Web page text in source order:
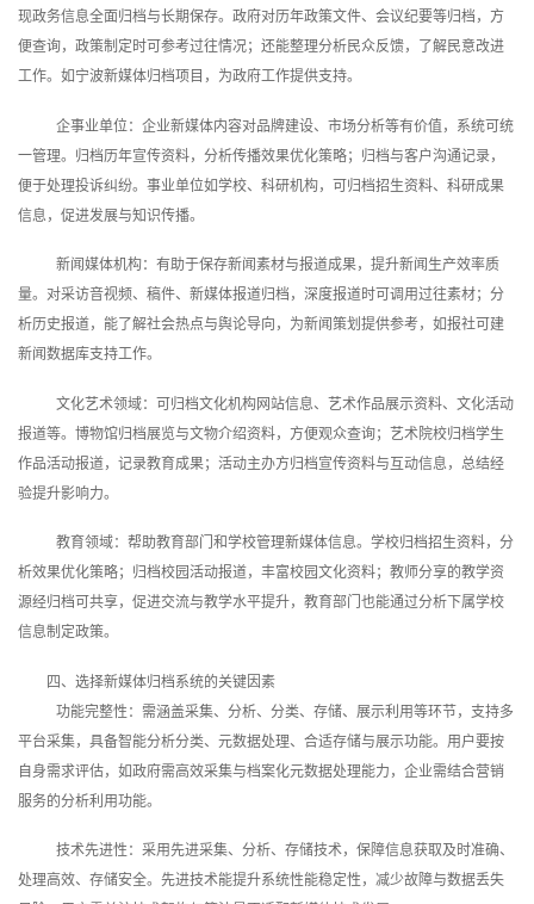
现政务信息全面归档与长期保存。政府对历年政策文件、会议纪要等归档，方
便查询，政策制定时可参考过往情况；还能整理分析民众反馈，了解民意改进
工作。如宁波新媒体归档项目，为政府工作提供支持。
企事业单位：企业新媒体内容对品牌建设、市场分析等有价值，系统可统
一管理。归档历年宣传资料，分析传播效果优化策略；归档与客户沟通记录，
便于处理投诉纠纷。事业单位如学校、科研机构，可归档招生资料、科研成果
信息，促进发展与知识传播。
新闻媒体机构：有助于保存新闻素材与报道成果，提升新闻生产效率质
量。对采访音视频、稿件、新媒体报道归档，深度报道时可调用过往素材；分
析历史报道，能了解社会热点与舆论导向，为新闻策划提供参考，如报社可建
新闻数据库支持工作。
文化艺术领域：可归档文化机构网站信息、艺术作品展示资料、文化活动
报道等。博物馆归档展览与文物介绍资料，方便观众查询；艺术院校归档学生
作品活动报道，记录教育成果；活动主办方归档宣传资料与互动信息，总结经
验提升影响力。
教育领域：帮助教育部门和学校管理新媒体信息。学校归档招生资料，分
析效果优化策略；归档校园活动报道，丰富校园文化资料；教师分享的教学资
源经归档可共享，促进交流与教学水平提升，教育部门也能通过分析下属学校
信息制定政策。
四、选择新媒体归档系统的关键因素
功能完整性：需涵盖采集、分析、分类、存储、展示利用等环节，支持多
平台采集，具备智能分析分类、元数据处理、合适存储与展示功能。用户要按
自身需求评估，如政府需高效采集与档案化元数据处理能力，企业需结合营销
服务的分析利用功能。
技术先进性：采用先进采集、分析、存储技术，保障信息获取及时准确、
处理高效、存储安全。先进技术能提升系统性能稳定性，减少故障与数据丢失